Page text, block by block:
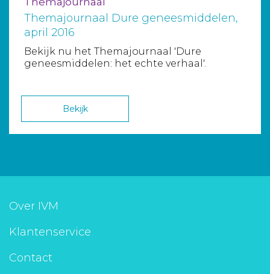
Themajournaal Dure geneesmiddelen,
april 2016
Bekijk nu het Themajournaal 'Dure
geneesmiddelen: het echte verhaal'.
Bekijk
Over IVM
Klantenservice
Contact